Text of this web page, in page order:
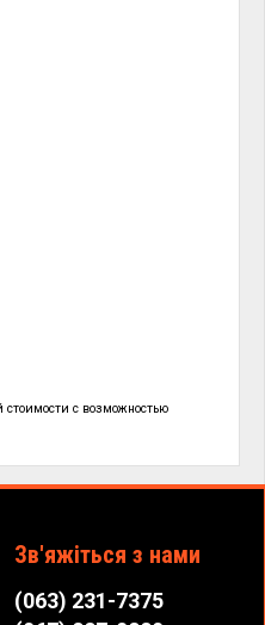
стоимости с возможностью
Зв'яжіться з нами
(063) 231-7375